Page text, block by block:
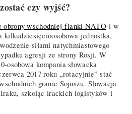
czy wyjść?
obrony wschodniej flanki NATO i w
kilkudziesięcioosobowa jednostka,
siłami natychmiastowego
agresji ze strony Rosji. W
osobowa kompania słowacka
2017 roku „rotacyjnie” stać
granic Sojuszu. Słowacja
szkoląc irackich logistyków i